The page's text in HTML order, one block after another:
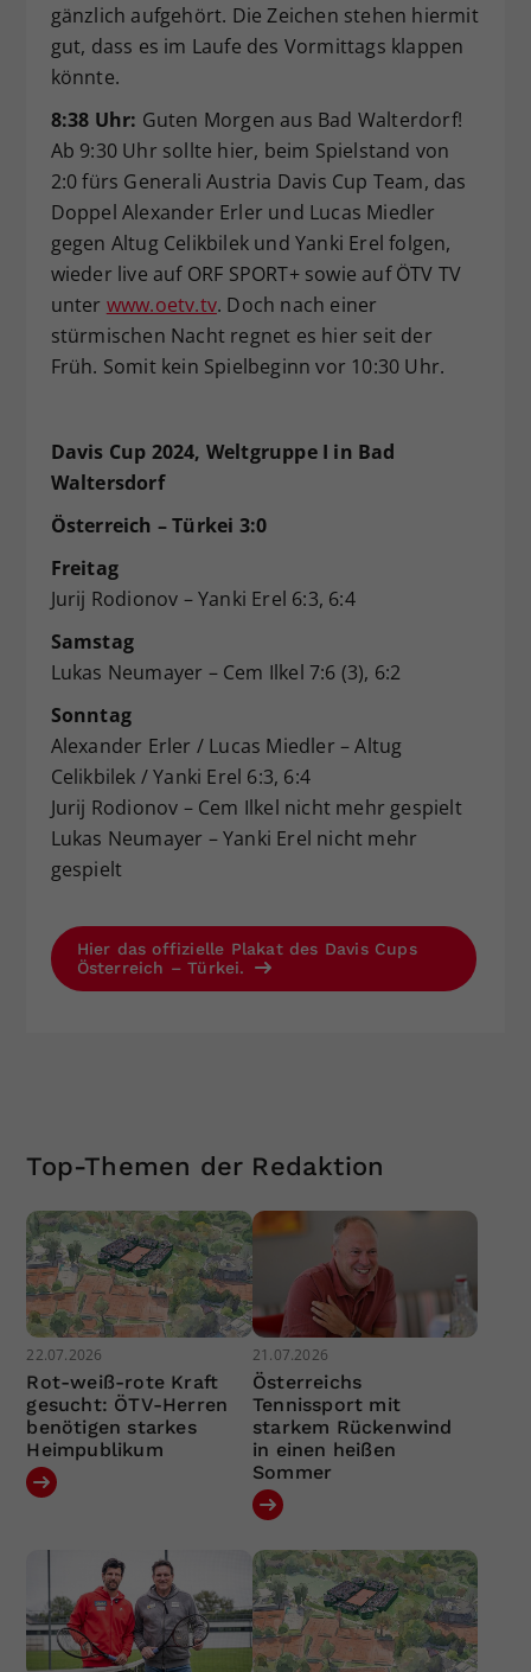
gänzlich aufgehört. Die Zeichen stehen hiermit
gut, dass es im Laufe des Vormittags klappen
könnte.
8:38 Uhr: Guten Morgen aus Bad Walterdorf!
Ab 9:30 Uhr sollte hier, beim Spielstand von
2:0 fürs Generali Austria Davis Cup Team, das
Doppel Alexander Erler und Lucas Miedler
gegen Altug Celikbilek und Yanki Erel folgen,
wieder live auf ORF SPORT+ sowie auf ÖTV TV
unter www.oetv.tv. Doch nach einer
stürmischen Nacht regnet es hier seit der
Früh. Somit kein Spielbeginn vor 10:30 Uhr.
Davis Cup 2024, Weltgruppe I in Bad
Waltersdorf
Österreich – Türkei 3:0
Freitag
Jurij Rodionov – Yanki Erel 6:3, 6:4
Samstag
Lukas Neumayer – Cem Ilkel 7:6 (3), 6:2
Sonntag
Alexander Erler / Lucas Miedler – Altug
Celikbilek / Yanki Erel 6:3, 6:4
Jurij Rodionov – Cem Ilkel nicht mehr gespielt
Lukas Neumayer – Yanki Erel nicht mehr
gespielt
Hier das offizielle Plakat des Davis Cups
Österreich – Türkei.
Top-Themen der Redaktion
22.07.2026
Rot-weiß-rote Kraft
gesucht: ÖTV-Herren
benötigen starkes
Heimpublikum
21.07.2026
Österreichs
Tennissport mit
starkem Rückenwind
in einen heißen
Sommer